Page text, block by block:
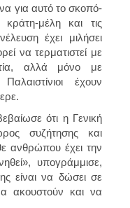
για αυτό το σκοπό-
μέλη και τις
έχει μιλήσει
να τερματιστεί με
αλλά μόνο με
έχουν
ότι η Γενική
συζήτησης και
ανθρώπου έχει την
υπογράμμισε,
είναι να δώσει σε
ακουστούν και να